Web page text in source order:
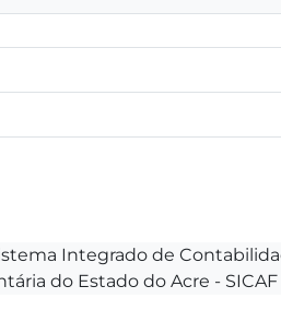
Integrado de
do Estado do Acre - SICAF